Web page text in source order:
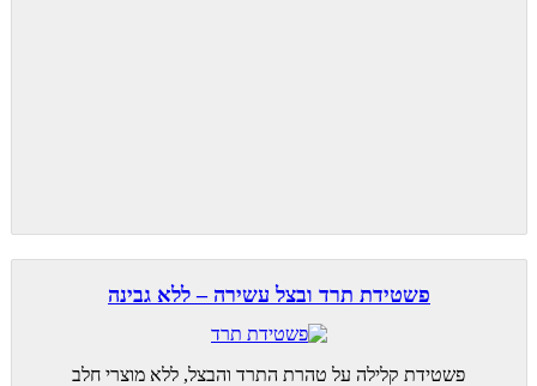
פשטידת תרד ובצל עשירה – ללא גבינה
פשטידת קלילה על טהרת התרד והבצל, ללא מוצרי חלב